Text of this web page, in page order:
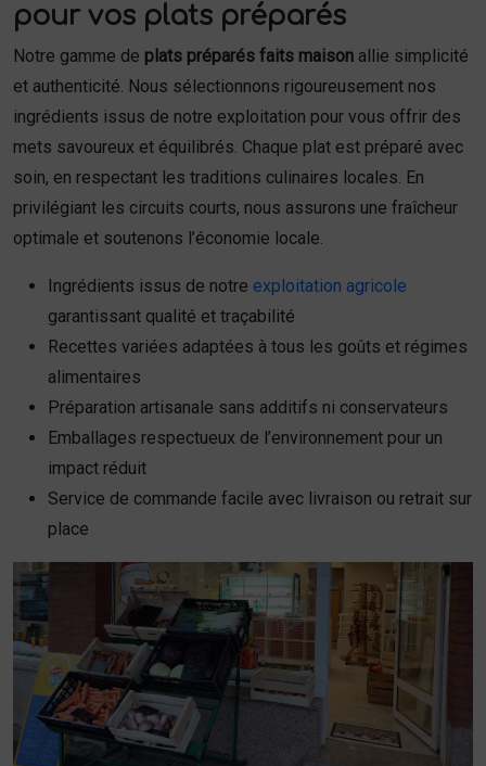
pour vos plats préparés
Notre gamme de plats préparés faits maison allie simplicité
et authenticité. Nous sélectionnons rigoureusement nos
ingrédients issus de notre exploitation pour vous offrir des
mets savoureux et équilibrés. Chaque plat est préparé avec
soin, en respectant les traditions culinaires locales. En
privilégiant les circuits courts, nous assurons une fraîcheur
optimale et soutenons l’économie locale.
Ingrédients issus de notre exploitation agricole
garantissant qualité et traçabilité
Recettes variées adaptées à tous les goûts et régimes
alimentaires
Préparation artisanale sans additifs ni conservateurs
Emballages respectueux de l’environnement pour un
impact réduit
Service de commande facile avec livraison ou retrait sur
place